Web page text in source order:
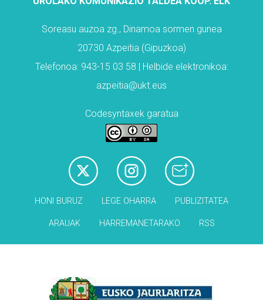
Soreasu auzoa zg., Dinamoa sormen gunea
20730 Azpeitia (Gipuzkoa)
Telefonoa: 943-15 03 58 | Helbide elektronikoa:
azpeitia@ukt.eus
Codesyntaxek garatua
HONI BURUZ LEGE OHARRA PUBLIZITATEA
ARAUAK HARREMANETARAKO RSS